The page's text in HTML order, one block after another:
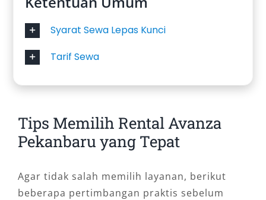
Syarat Sewa Lepas Kunci
Tarif Sewa
Tips Memilih Rental Avanza
Pekanbaru yang Tepat
Agar tidak salah memilih layanan, berikut
beberapa pertimbangan praktis sebelum